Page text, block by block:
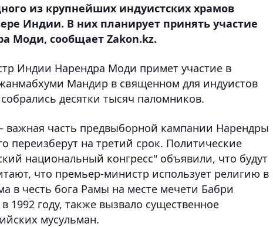
из крупнейших индуистских храмов
Индии. В них планирует принять участие
Моди, сообщает Zakon.kz.
Индии Нарендра Моди примет участие в
Мандир в священном для индуистов
десятки тысяч паломников.
важная часть предвыборной кампании Нарендры
переизберут на третий срок. Политические
национальный конгресс" объявили, что будут
что премьер-министр использует религию в
в честь бога Рамы на месте мечети Бабри
году, также вызвало существенное
мусульман.